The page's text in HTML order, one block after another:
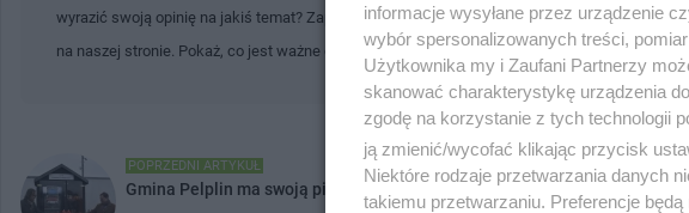
wyrazić swoją opinię na jakiś temat? Zapraszamy Cię do tworzenia treści razem z nami.
na naszej stronie. Pokaż, co jest ważne dla Ciebie i Twojej społeczności! Pamiętaj, że każdy
POPRZEDNI ARTYKUŁ
Gmina Pelplin ma swoją pierwszą lodówkę społeczną
informacje wysyłane przez urządzenie
wybór spersonalizowanych treści,
Użytkownika my i Zaufani Partnerzy
skanować charakterystykę urządzenia
zgodę na korzystanie z tych technologii
ją zmienić/wycofać klikając przycisk
Niektóre rodzaje przetwarzania danych
takiemu przetwarzaniu. Preferencje